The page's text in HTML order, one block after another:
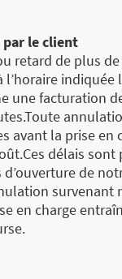
le client
retard de plus
indiquée
une facturation
avant la prise en
délais
de
survenant
en charge